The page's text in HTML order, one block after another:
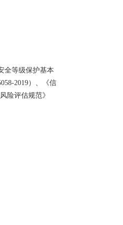
全等级保护基本
2019）、《信
险评估规范》